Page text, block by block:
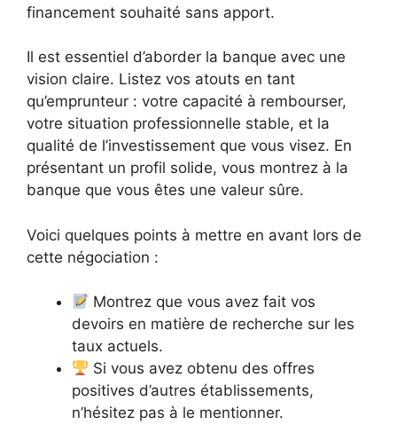
financement souhaité sans apport.
Il est essentiel d’aborder la banque avec une
vision claire. Listez vos atouts en tant
qu’emprunteur : votre capacité à rembourser,
votre situation professionnelle stable, et la
qualité de l’investissement que vous visez. En
présentant un profil solide, vous montrez à la
banque que vous êtes une valeur sûre.
Voici quelques points à mettre en avant lors de
cette négociation :
Montrez que vous avez fait vos
devoirs en matière de recherche sur les
taux actuels.
Si vous avez obtenu des offres
positives d’autres établissements,
n’hésitez pas à le mentionner.